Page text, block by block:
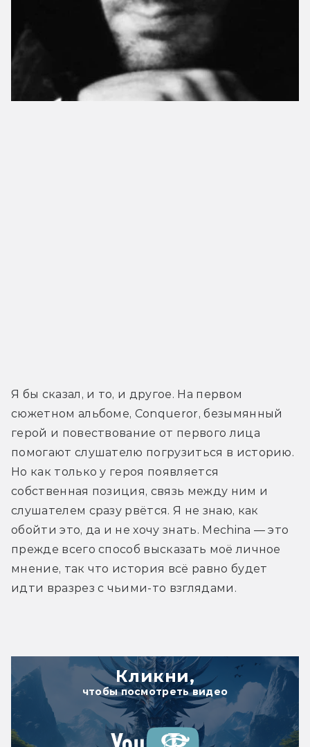
Я бы сказал, и то, и другое. На первом
сюжетном альбоме, Conqueror, безымянный
герой и повествование от первого лица
помогают слушателю погрузиться в историю.
Но как только у героя появляется
собственная позиция, связь между ним и
слушателем сразу рвётся. Я не знаю, как
обойти это, да и не хочу знать. Mechina — это
прежде всего способ высказать моё личное
мнение, так что история всё равно будет
идти вразрез с чьими-то взглядами.
Кликни,
чтобы посмотреть видео